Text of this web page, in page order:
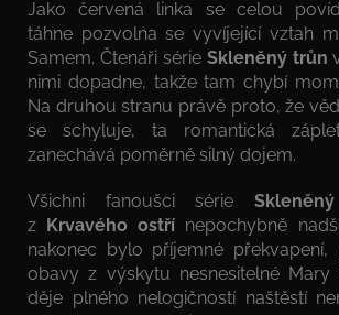
Jako červená linka se celou
táhne pozvolna se vyvíjející vztah
Samem. Čtenáři sérieSkleněný trůn
nimi dopadne, takže tam chybí
Na druhou stranu právě proto, že
se schyluje, ta romantická
zanechává poměrně silný dojem.
Všichni fanoušci série
z Krvavého ostří nepochybně
nakonec bylo příjemné
obavy z výskytu nesnesitelné Mary
děje plného nelogičností naštěstí